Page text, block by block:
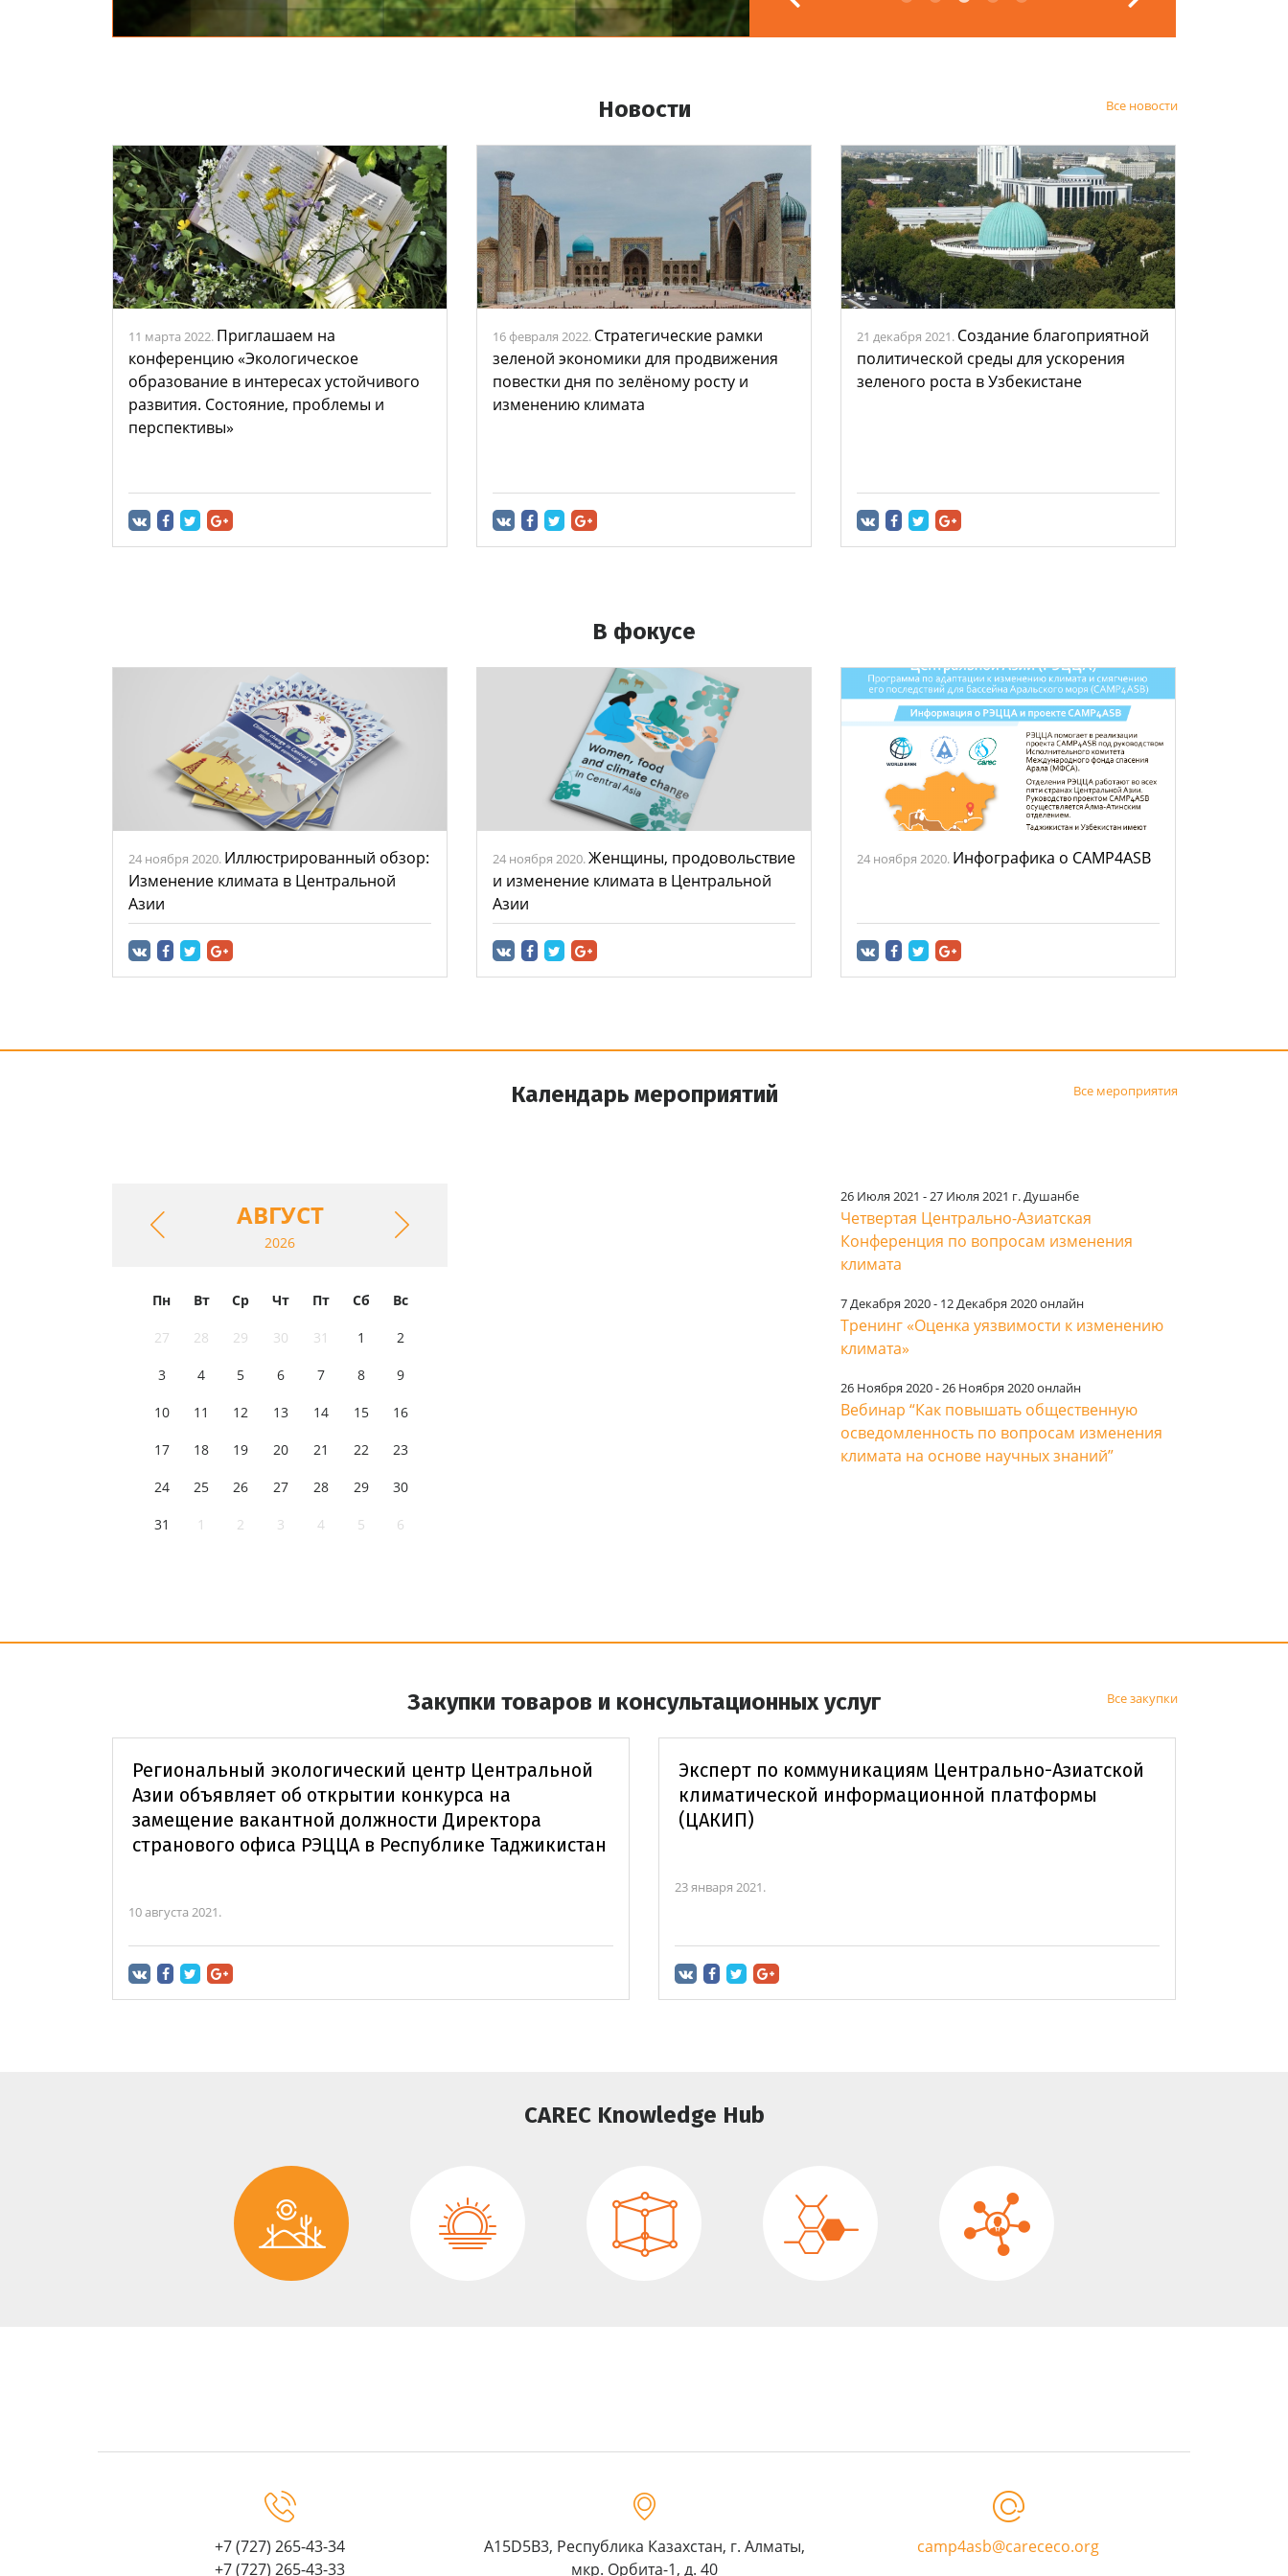
Новости Все новости
11 марта 2022. Приглашаем на
конференцию «Экологическое
образование в интересах устойчивого
развития. Состояние, проблемы и
перспективы»
16 февраля 2022. Стратегические рамки
зеленой экономики для продвижения
повестки дня по зелёному росту и
изменению климата
21 декабря 2021. Создание благоприятной
политической среды для ускорения
зеленого роста в Узбекистане
В фокусе
24 ноября 2020. Иллюстрированный обзор:
Изменение климата в Центральной
Азии
24 ноября 2020.Женщины, продовольствие
и изменение климата в Центральной
Азии
24 ноября 2020. Инфографика о CAMP4ASB
Календарь мероприятий Все мероприятия
АВГУСТ
2026
Пн Вт Ср Чт Пт Сб Вс
27 28 29 30 31 1 2
3 4 5 6 7 8 9
10 11 12 13 14 15 16
17 18 19 20 21 22 23
24 25 26 27 28 29 30
31 1 2 3 4 5 6
26 Июля 2021 - 27 Июля 2021 г. Душанбе
Четвертая Центрально-Азиатская
Конференция по вопросам изменения
климата
7 Декабря 2020 - 12 Декабря 2020 онлайн
Тренинг «Оценка уязвимости к изменению
климата»
26 Ноября 2020 - 26 Ноября 2020 онлайн
Вебинар “Как повышать общественную
осведомленность по вопросам изменения
климата на основе научных знаний”
Закупки товаров и консультационных услуг Все закупки
Региональный экологический центр Центральной
Азии объявляет об открытии конкурса на
замещение вакантной должности Директора
странового офиса РЭЦЦА в Республике Таджикистан
10 августа 2021.
Эксперт по коммуникациям Центрально-Азиатской
климатической информационной платформы
(ЦАКИП)
23 января 2021.
CAREC Knowledge Hub
+7 (727) 265-43-34
+7 (727) 265-43-33
A15D5B3, Республика Казахстан, г. Алматы,
мкр. Орбита-1, д. 40
camp4asb@carececo.org